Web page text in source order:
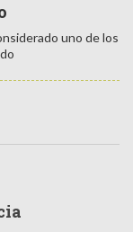
uno de los